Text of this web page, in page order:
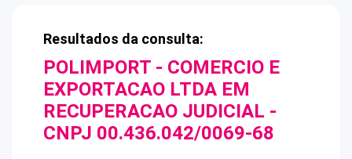
Resultados da consulta:
POLIMPORT - COMERCIO E
EXPORTACAO LTDA EM
RECUPERACAO JUDICIAL -
CNPJ 00.436.042/0069-68